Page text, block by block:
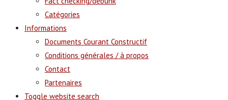
Catégories
Informations
Documents Courant Constructif
Conditions générales / à propos
Contact
Partenaires
Toggle website search